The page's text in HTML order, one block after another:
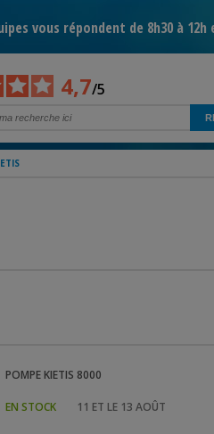
vous répondent de 8h30 à 12h
4,7/5
POMPEKIETIS 8000
EN STOCK 11 ET LE 13 AOÛT